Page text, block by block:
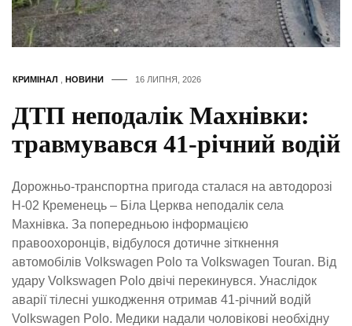
КРИМІНАЛ НОВИНИ 16 ЛИПНЯ, 2026
ДТП неподалік Махнівки:
травмувався 41-річний водій
Дорожньо-транспортна пригода сталася на автодорозі
Н-02 Кременець – Біла Церква неподалік села
Махнівка. За попередньою інформацією
правоохоронців, відбулося дотичне зіткнення
автомобілів Volkswagen Polo та Volkswagen Touran. Від
удару Volkswagen Polo двічі перекинувся. Унаслідок
аварії тілесні ушкодження отримав 41-річний водій
Volkswagen Polo. Медики надали чоловікові необхідну